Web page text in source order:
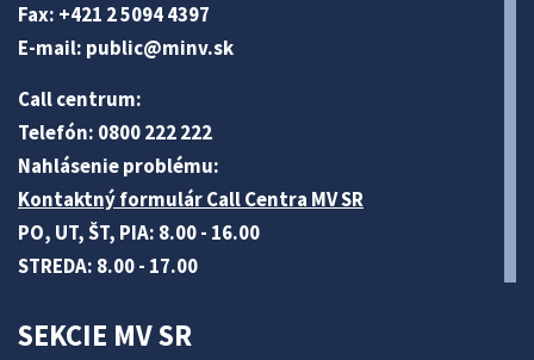
Fax: +421 2 5094 4397
E-mail: public@minv.sk
Call centrum:
Telefón: 0800 222 222
Nahlásenie problému:
Kontaktný formulár Call Centra MV SR
PO, UT, ŠT, PIA: 8.00 - 16.00
STREDA: 8.00 - 17.00
SEKCIE MV SR